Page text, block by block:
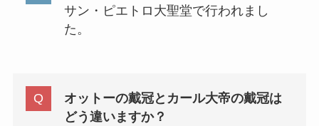
サン・ピエトロ大聖堂で行われまし
た。
オットーの戴冠とカール大帝の戴冠は
どう違いますか？